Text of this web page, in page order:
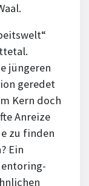
jüngeren
geredet
Kern doch
Anreize
zu finden
Ein